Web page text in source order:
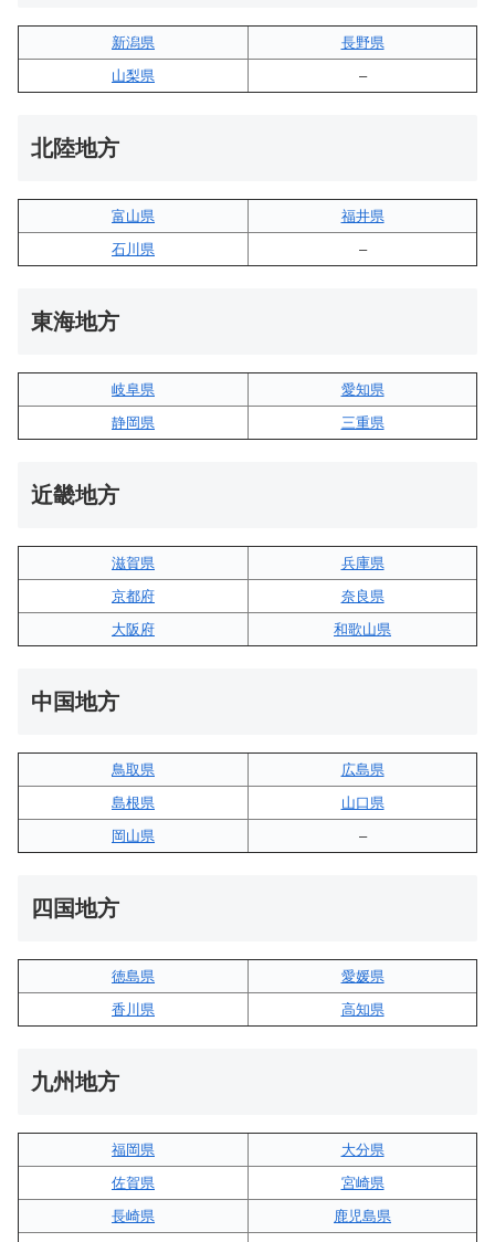
新潟県
長野県
山梨県
–
北陸地方
富山県
福井県
石川県
–
東海地方
岐阜県
愛知県
静岡県
三重県
近畿地方
滋賀県
兵庫県
京都府
奈良県
大阪府
和歌山県
中国地方
鳥取県
広島県
島根県
山口県
岡山県
–
四国地方
徳島県
愛媛県
香川県
高知県
九州地方
福岡県
大分県
佐賀県
宮崎県
長崎県
鹿児島県